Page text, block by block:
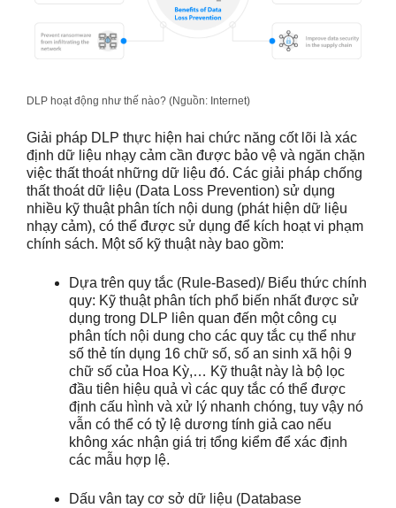
DLP hoạt động như thế nào? (Nguồn: Internet)
Giải pháp DLP thực hiện hai chức năng cốt lõi là xác
định dữ liệu nhạy cảm cần được bảo vệ và ngăn chặn
việc thất thoát những dữ liệu đó. Các giải pháp chống
thất thoát dữ liệu (Data Loss Prevention) sử dụng
nhiều kỹ thuật phân tích nội dung (phát hiện dữ liệu
nhạy cảm), có thể được sử dụng để kích hoạt vi phạm
chính sách. Một số kỹ thuật này bao gồm:
Dựa trên quy tắc (Rule-Based)/ Biểu thức chính
quy: Kỹ thuật phân tích phổ biến nhất được sử
dụng trong DLP liên quan đến một công cụ
phân tích nội dung cho các quy tắc cụ thể như
số thẻ tín dụng 16 chữ số, số an sinh xã hội 9
chữ số của Hoa Kỳ,… Kỹ thuật này là bộ lọc
đầu tiên hiệu quả vì các quy tắc có thể được
định cấu hình và xử lý nhanh chóng, tuy vậy nó
vẫn có thể có tỷ lệ dương tính giả cao nếu
không xác nhận giá trị tổng kiểm để xác định
các mẫu hợp lệ.
Dấu vân tay cơ sở dữ liệu (Database